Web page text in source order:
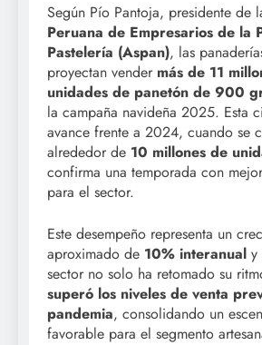
Según Pío Pantoja, presidente de
Peruana de Empresarios de la
Pastelería (Aspan), las
proyectan vender más de 11
unidades de panetón de 900
la campaña navideña 2025. Esta
avance frente a 2024, cuando se
alrededor de 10 millones de
confirma una temporada con
para el sector.
Este desempeño representa un
aproximado de 10% interanual y
sector no solo ha retomado su
superó los niveles de venta
pandemia, consolidando un
favorable para el segmento